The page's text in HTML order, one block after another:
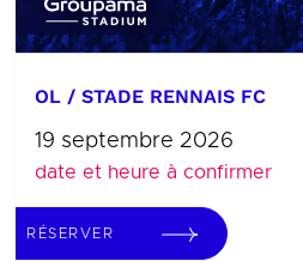
OL / STADE RENNAIS FC
19 septembre 2026
date et heure à confirmer
RÉSERVER